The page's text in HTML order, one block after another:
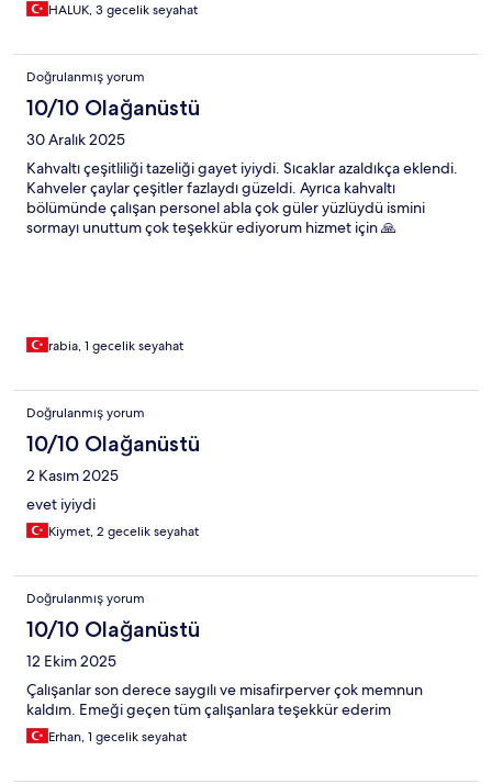
HALUK, 3 gecelik seyahat
Doğrulanmış yorum
10/10 Olağanüstü
30 Aralık 2025
Kahvaltı çeşitliliği tazeliği gayet iyiydi. Sıcaklar azaldıkça eklendi.
Kahveler çaylar çeşitler fazlaydı güzeldi. Ayrıca kahvaltı
bölümünde çalışan personel abla çok güler yüzlüydü ismini
sormayı unuttum çok teşekkür ediyorum hizmet için 🙏
rabia, 1 gecelik seyahat
Doğrulanmış yorum
10/10 Olağanüstü
2 Kasım 2025
evet iyiydi
Kiymet, 2 gecelik seyahat
Doğrulanmış yorum
10/10 Olağanüstü
12 Ekim 2025
Çalışanlar son derece saygılı ve misafirperver çok memnun
kaldım. Emeği geçen tüm çalışanlara teşekkür ederim
Erhan, 1 gecelik seyahat